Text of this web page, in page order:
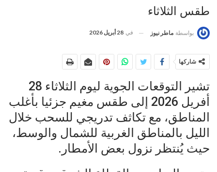
طقس الثلاثاء
بواسطة ماطر نيوز في 28 أبريل 2026
شاركها
تشير التوقعات الجوية ليوم الثلاثاء 28
أفريل 2026 إلى طقس مغيم جزئيا بأغلب
المناطق، مع تكاثف تدريجي للسحب خلال
الليل بالمناطق الغربية للشمال والوسط،
حيث يُنتظر نزول بعض الأمطار.